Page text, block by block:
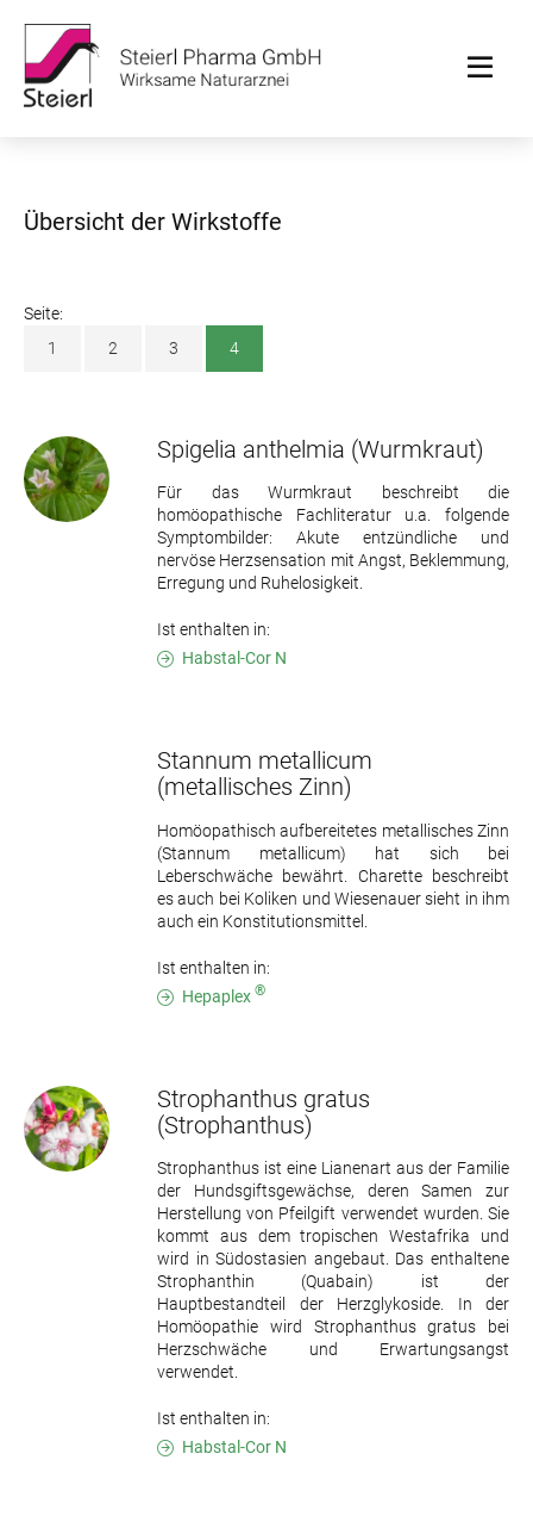
Übersicht der Wirkstoffe
Seite:
1
2 3 4
Spigelia anthelmia (Wurmkraut)
Für das Wurmkraut beschreibt die
homöopathische Fachliteratur u.a. folgende
Symptombilder: Akute entzündliche und
nervöse Herzsensation mit Angst, Beklemmung,
Erregung und Ruhelosigkeit.
Ist enthalten in:
Habstal-Cor N
Stannum metallicum
(metallisches Zinn)
Homöopathisch aufbereitetes metallisches Zinn
(Stannum metallicum) hat sich bei
Leberschwäche bewährt. Charette beschreibt
es auch bei Koliken und Wiesenauer sieht in ihm
auch ein Konstitutionsmittel.
Ist enthalten in:
Hepaplex ®
Strophanthus gratus
(Strophanthus)
Strophanthus ist eine Lianenart aus der Familie
der Hundsgiftsgewächse, deren Samen zur
Herstellung von Pfeilgift verwendet wurden. Sie
kommt aus dem tropischen Westafrika und
wird in Südostasien angebaut. Das enthaltene
Strophanthin (Quabain) ist der
Hauptbestandteil der Herzglykoside. In der
Homöopathie wird Strophanthus gratus bei
Herzschwäche und Erwartungsangst
verwendet.
Ist enthalten in:
Habstal-Cor N